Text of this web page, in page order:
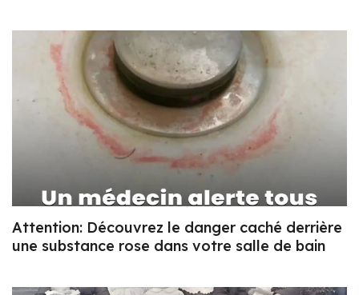
Attention: Découvrez le danger caché derrière
une substance rose dans votre salle de bain